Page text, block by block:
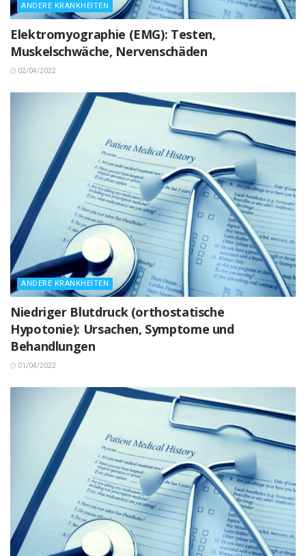
ANDERE KRANKHEITEN
Elektromyographie (EMG): Testen,
Muskelschwäche, Nervenschäden
02/04/2022
ANDERE KRANKHEITEN
Niedriger Blutdruck (orthostatische
Hypotonie): Ursachen, Symptome und
Behandlungen
01/04/2022